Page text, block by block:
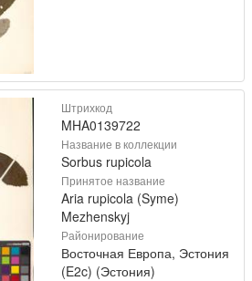
Штрихкод
MHA0139722
Название в коллекции
Sorbus rupicola
Принятое название
Aria rupicola (Syme)
Mezhenskyj
Районирование
Восточная Европа, Эстония
(E2c) (Эстония)